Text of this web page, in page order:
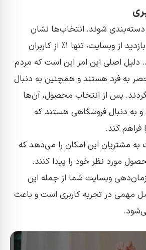
شوند. انتخاب‌ها نشان
می‌دهد که در اولین بازدید از وبسایت، تنها ۱٪ از کاربران
دلیل اصلی این امر این است که مردم
به فرد هستند و همچنین به دنبال
پس از انتخاب محصول، آن‌ها
به دنبال فروشگاهی هستند که
فراهم کند.
مشتریان این امکان را می‌دهد که
مورد نظر خود را پیدا کنند.
وبسایت شما از جمله این
مهمی در تجربه کاربری است و باعث